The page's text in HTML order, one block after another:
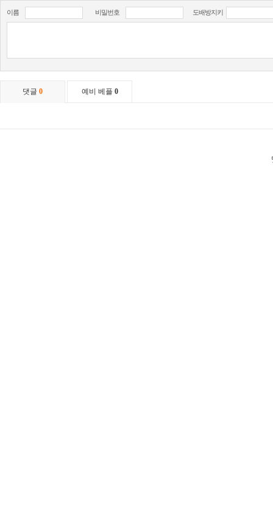
이름 비밀번호 도배방지키
댓글 0 예비 베플 0